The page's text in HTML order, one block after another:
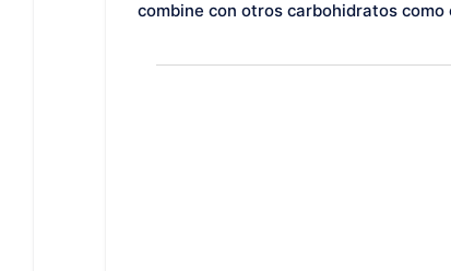
combine con otros carbohidratos como